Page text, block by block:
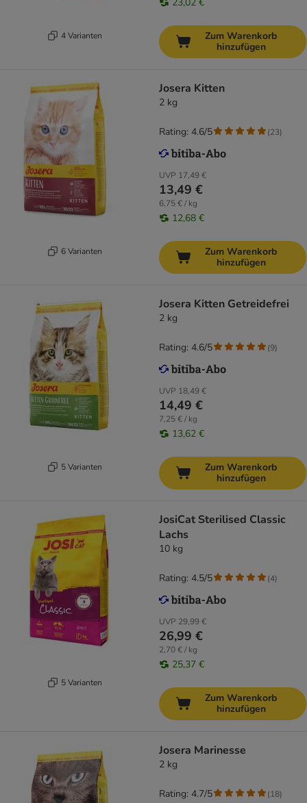
4 Varianten
Zum Warenkorb
hinzufügen
6 Varianten
Josera Kitten
2 kg
UVP 17,49 €
13,49 €
6,75 € / kg
12,68 €
Rating: 4.6/5 (23)
Zum Warenkorb
hinzufügen
5 Varianten
Josera Kitten Getreidefrei
2 kg
UVP 18,49 €
14,49 €
7,25 € / kg
13,62 €
Rating: 4.6/5 (9)
Zum Warenkorb
hinzufügen
5 Varianten
JosiCat Sterilised Classic
Lachs
10 kg
UVP 29,99 €
26,99 €
2,70 € / kg
25,37 €
Rating: 4.5/5 (4)
Zum Warenkorb
hinzufügen
Josera Marinesse
2 kg
Rating: 4.7/5 (18)